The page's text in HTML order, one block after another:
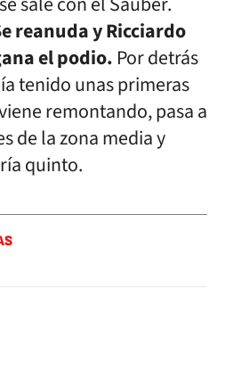
reanuda y Ricciardo
el podio. Por detrás
tenido unas primeras
remontando, pasa a
de la zona media y
quinto.